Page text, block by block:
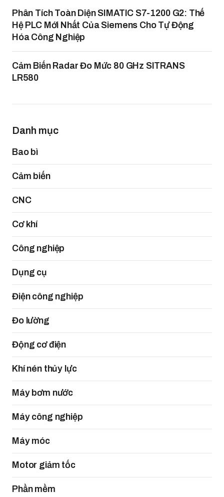
Phân Tích Toàn Diện SIMATIC S7-1200 G2: Thế
Hệ PLC Mới Nhất Của Siemens Cho Tự Động
Hóa Công Nghiệp
Cảm Biến Radar Đo Mức 80 GHz SITRANS
LR580
Danh mục
Bao bì
Cảm biến
CNC
Cơ khí
Công nghiệp
Dụng cụ
Điện công nghiệp
Đo lường
Động cơ điện
Khí nén thủy lực
Máy bơm nước
Máy công nghiệp
Máy móc
Motor giảm tốc
Phần mềm